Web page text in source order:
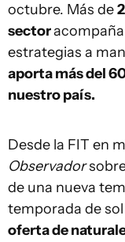
octubre. Más de
sector
estrategias a
aporta más del
nuestro país.
Desde la FIT en
Observador
de una nueva
temporada de sol
oferta de